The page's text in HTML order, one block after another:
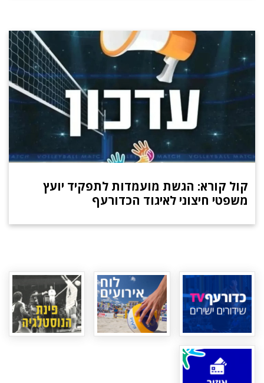
קול קורא: הגשת מועמדות לתפקיד יועץ
משפטי חיצוני לאיגוד הכדורעף